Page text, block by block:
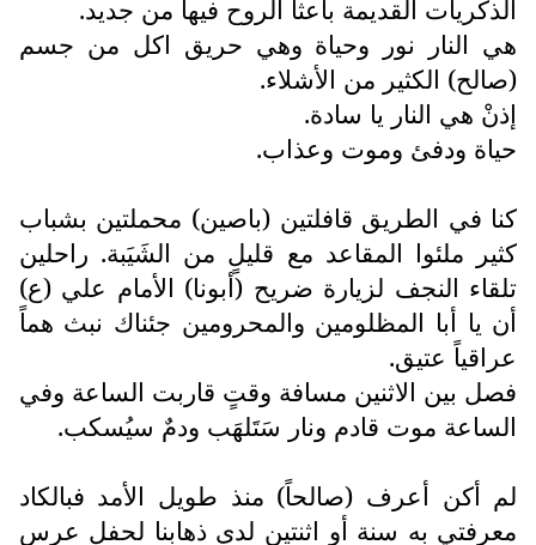
الذكريات القديمة باعثاً الروح فيها من جديد.
هي النار نور وحياة وهي حريق اكل من جسم
(صالح) الكثير من الأشلاء.
إذنْ هي النار يا سادة.
حياة ودفئ وموت وعذاب.
كنا في الطريق قافلتين (باصين) محملتين بشباب
كثير ملئوا المقاعد مع قليلٍ من الشَيَبة. راحلين
تلقاء النجف لزيارة ضريح (أبونا) الأمام علي (ع)
أن يا أبا المظلومين والمحرومين جئناك نبث هماً
عراقياً عتيق.
فصل بين الاثنين مسافة وقتٍ قاربت الساعة وفي
الساعة موت قادم ونار سَتَلهَب ودمٌ سيُسكب.
لم أكن أعرف (صالحاً) منذ طويل الأمد فبالكاد
معرفتي به سنة أو اثنتين لدى ذهابنا لحفل عرس